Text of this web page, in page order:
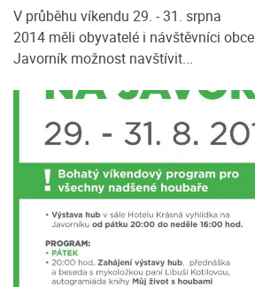
V průběhu víkendu 29. - 31. srpna
2014 měli obyvatelé i návštěvníci obce
Javorník možnost navštívit...